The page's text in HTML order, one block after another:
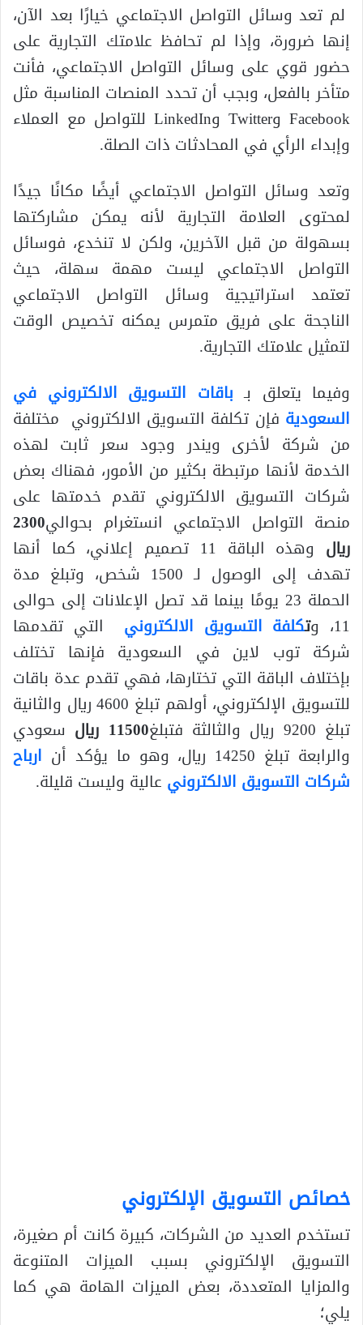
لم تعد وسائل التواصل الاجتماعي خيارًا بعد الآن،
إنها ضرورة، وإذا لم تحافظ علامتك التجارية على
حضور قوي على وسائل التواصل الاجتماعي، فأنت
متأخر بالفعل، وبجب أن تحدد المنصات المناسبة مثل
Facebook وTwitter وLinkedIn للتواصل مع العملاء
وإبداء الرأي في المحادثات ذات الصلة.
وتعد وسائل التواصل الاجتماعي أيضًا مكانًا جيدًا
لمحتوى العلامة التجارية لأنه يمكن مشاركتها
بسهولة من قبل الآخرين، ولكن لا تنخدع، فوسائل
التواصل الاجتماعي ليست مهمة سهلة، حيث
تعتمد استراتيجية وسائل التواصل الاجتماعي
الناجحة على فريق متمرس يمكنه تخصيص الوقت
لتمثيل علامتك التجارية.
وفيما يتعلق بـباقات التسويق الالكتروني في
السعودية فإن تكلفة التسويق الالكتروني مختلفة
من شركة لأخرى ويندر وجود سعر ثابت لهذه
الخدمة لأنها مرتبطة بكثير من الأمور، فهناك بعض
شركات التسويق الالكتروني تقدم خدمتها على
منصة التواصل الاجتماعي انستغرام بحوالي2300
ريال
وهذه الباقة 11 تصميم إعلاني، كما أنها
تهدف إلى الوصول لـ 1500 شخص، وتبلغ مدة
الحملة 23 يومًا بينما قد تصل الإعلانات إلى حوالى
11، و
تكلفة التسويق الالكتروني
التي تقدمها
شركة توب لاين في السعودية فإنها تختلف
بإختلاف الباقة التي تختارها، فهي تقدم عدة باقات
للتسويق الإلكتروني، أولهم تبلغ 4600 ريال والثانية
تبلغ 9200 ريال والثالثة فتبلغ
11500 ريال
سعودي
والرابعة تبلغ 14250 ريال، وهو ما يؤكد أن
ارباح
شركات التسويق الالكتروني عالية وليست قليلة.
خصائص التسويق الإلكتروني
تستخدم العديد من الشركات، كبيرة كانت أم صغيرة،
التسويق الإلكتروني بسبب الميزات المتنوعة
والمزايا المتعددة، بعض الميزات الهامة هي كما
يلي؛